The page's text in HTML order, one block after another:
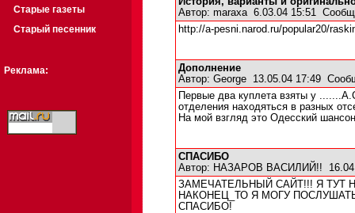
Старые газеты
Старый песенник
Реклама:
Автор: maraxa6.03.04 15:51
http://a-pesni.narod.ru/popular20/
Дополнение
Автор: George 13.05.04 17:49
Первые два куплета взяты у
отделения находяться в разных
На мой взгляд это Одесский
СПАСИБО
Автор: НАЗАРОВ ВАСИЛИЙ!!
ЗАМЕЧАТЕЛЬНЫЙ САЙТ!!! Я ТУТ
НАКОНЕЦ_ТО Я МОГУ
СПАСИБО!